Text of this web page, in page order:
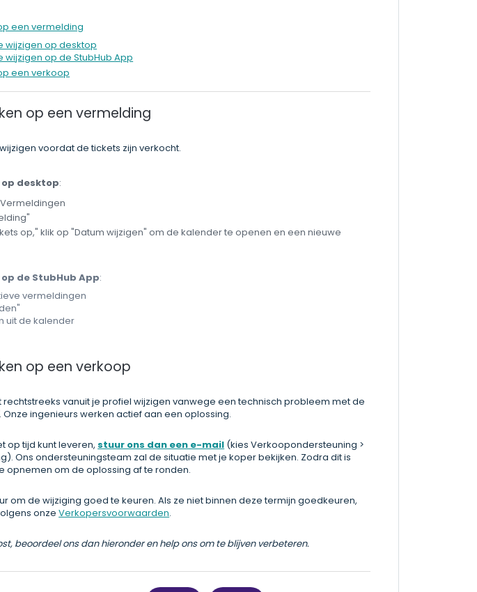
een vermelding
wijzigen op desktop
wijzigen op de StubHub App
een verkoop
op een vermelding
voordat de tickets zijn verkocht.
op desktop:
op," klik op "Datum wijzigen" om de kalender te openen en een nieuwe
de StubHub App:
vermeldingen
uit de kalender
op een verkoop
rechtstreeks vanuit je profiel wijzigen vanwege een technisch probleem met de
ingenieurs werken actief aan een oplossing.
op tijd kunt leveren, stuur ons dan een e-mail (kies Verkoopondersteuning >
Ons ondersteuningsteam zal de situatie met je koper bekijken. Zodra dit is
opnemen om de oplossing af te ronden.
om de wijziging goed te keuren. Als ze niet binnen deze termijn goedkeuren,
onzeVerkopersvoorwaarden.
beoordeel ons dan hieronder en help ons om te blijven verbeteren.